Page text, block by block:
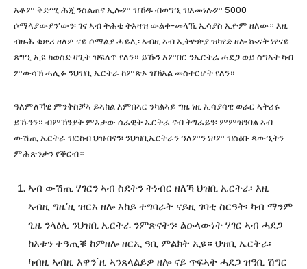
እቶም ቅድሚ ሕጂ ንስልጠና ኢሎም ዝኸዱ ብወግዒ ዝእመነሎም 5000
ሶማላያውያን’ውን፡ ገና ኣብ ትሕቲ ትእዛዝ ውልቀ-መላኺ ኢሳያስ ኢዮም ዘለው። እዚ
ብዙሕ ቁጽሪ ዘለዎ ናይ ሶማልያ ሓይሊ፡ ኣብዚ ኣብ ኢትዮጵያ ዝካየድ ዘሎ ኲናት ነየናይ
ጸግዒ ኢዩ ክወስድ ዛጊት ዝፍለጥ የለን። ይኹን እምበር ንኤርትራ ሓደጋ ወይ ስግኣት ካብ
ምውሳኽ ሓሊፉ ንህዝቢ ኤርትራ ከምጽኦ ዝኽእል መስተርሆት የለን።
ዓለምለኻዊ ምንቅስቓኣ ይኣክል እምበኣር ንካልኣይ ግዜ ነዚ ኢሳያሳዊ ወራር ኣትሪሩ
ይኹንን። ብምኽንያት ምእታው ሰራዊት ኤርትራ ናብ ትግራይን፡ ምምዝንባል ኣብ
ውሽጢ ኤርትራ ዝርከብ ህዝብናን፡ ንህዝቢኤርትራን ዓለምን ነዞም ዝስዕቡ ጻውዒትን
ምሕጽንታን የቕርብ።
ኣብ ውሽጢ ሃገርን ኣብ ስደትን ትነብር ዘለኻ ህዝቢ ኤርትራ፡ እዚ
ኣብዚ ግዜ’ዚ ዝርአ ዘሎ እከይ ተግባራት ናይዚ ገባቲ ስርዓት፡ ካብ ማንም
ጊዜ ንላዕሊ ንህዝቢ ኤርትራ ንምጽናትን፡ ልዑላውነት ሃገር ኣብ ሓደጋ
ከእቱን ተዓጢቑ ከምዘሎ ዘርኢ ዓቢ ምልክት ኢዩ። ህዝቢ ኤርትራ፡
ካብዚ ኣብዚ እዋን`ዚ ኣንጸላልይዎ ዘሎ ናይ ጥፍኣት ሓደጋ ዝዓቢ ሽግር